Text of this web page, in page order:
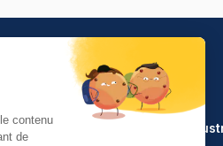
PRODUITS
Artisanat et